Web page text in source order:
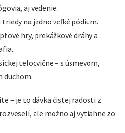
aj vedenie.
na jedno veľké pódium.
hry, prekážkové dráhy a
telocvične – s úsmevom,
duchom.
– je to dávka čistej radosti z
ale možno aj vytiahne zo